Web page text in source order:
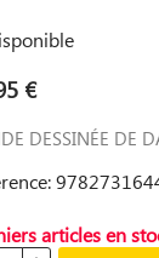
€
DESSINÉE DE
articles en